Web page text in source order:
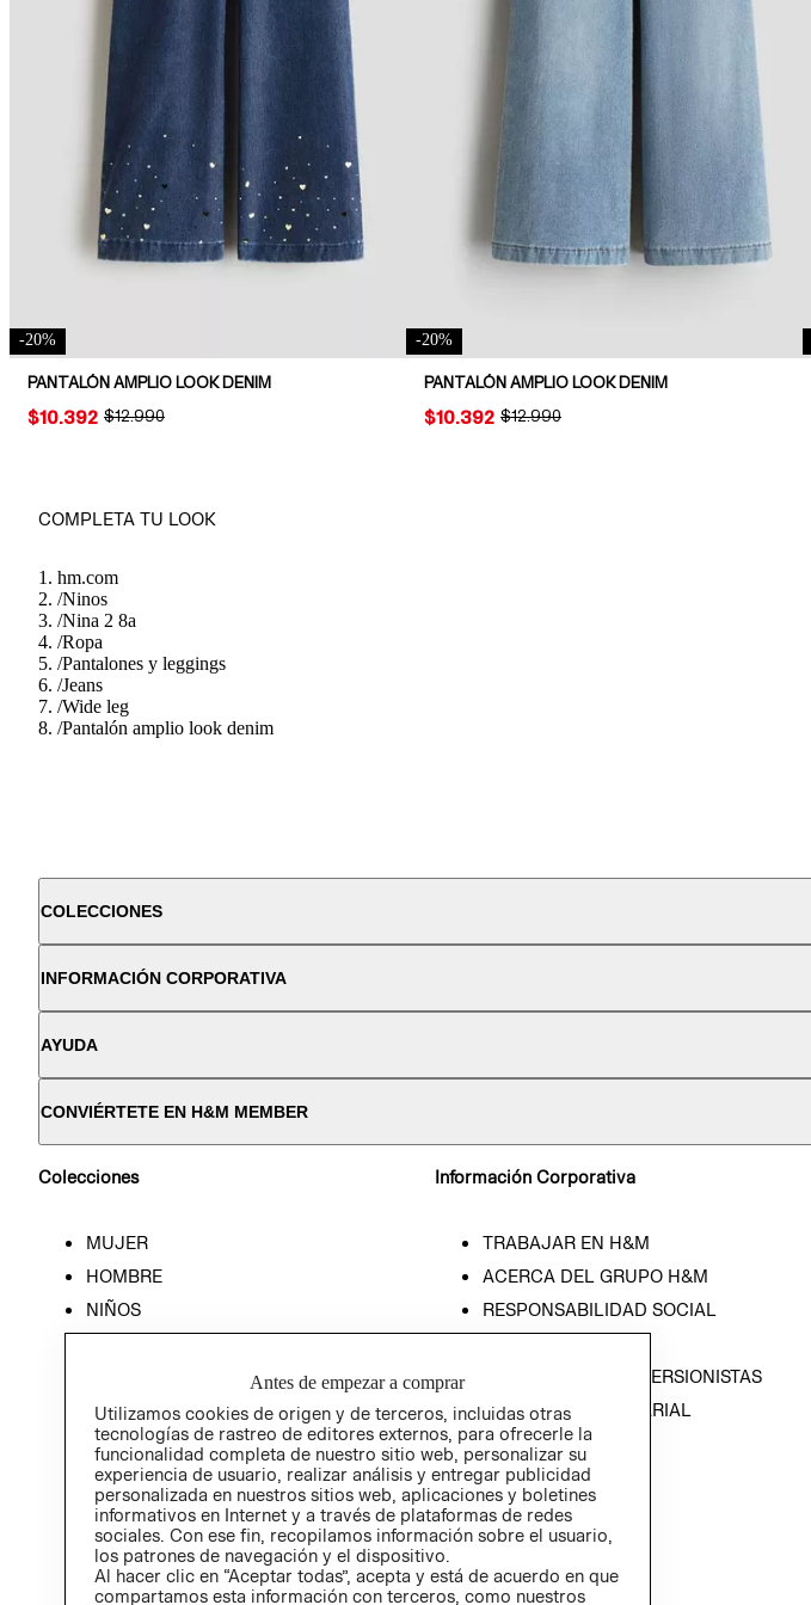
-20%
PANTALÓN AMPLIO LOOK DENIM
ORIGINAL PRICE:
$12.990
PRICE:
$10.392
-20%
PANTALÓN AMPLIO LOOK DENIM
ORIGINAL PRICE:
$12.990
PRICE:
$10.392
COMPLETA TU LOOK
hm.com
/Ninos
/Nina 2 8a
/Ropa
/Pantalones y leggings
/Jeans
/Wide leg
/Pantalón amplio look denim
COLECCIONES
INFORMACIÓN CORPORATIVA
AYUDA
CONVIÉRTETE EN H&M MEMBER
Colecciones
MUJER
HOMBRE
NIÑOS
Información Corporativa
TRABAJAR EN H&M
ACERCA DEL GRUPO H&M
RESPONSABILIDAD SOCIAL
RELACIÓN CON INVERSIONISTAS
POLÍTICA EMPRESARIAL
Antes de empezar a comprar
Utilizamos cookies de origen y de terceros, incluidas otras
tecnologías de rastreo de editores externos, para ofrecerle la
funcionalidad completa de nuestro sitio web, personalizar su
experiencia de usuario, realizar análisis y entregar publicidad
personalizada en nuestros sitios web, aplicaciones y boletines
informativos en Internet y a través de plataformas de redes
sociales. Con ese fin, recopilamos información sobre el usuario,
los patrones de navegación y el dispositivo.
Al hacer clic en “Aceptar todas”, acepta y está de acuerdo en que
compartamos esta información con terceros, como nuestros